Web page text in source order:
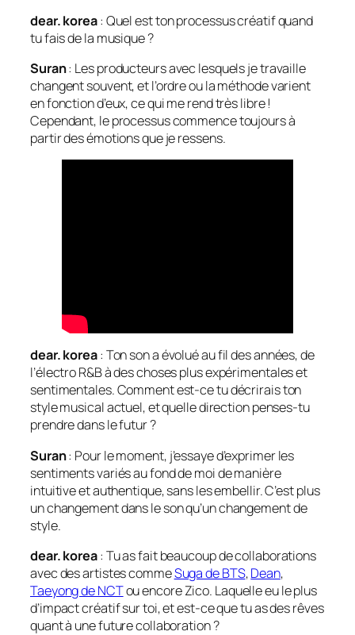
dear. korea: Quel est ton processus créatif quand
tu fais de la musique ?
Suran: Les producteurs avec lesquels je travaille
changent souvent, et l’ordre ou la méthode varient
en fonction d’eux, ce qui me rend très libre !
Cependant, le processus commence toujours à
partir des émotions que je ressens.
dear. korea: Ton son a évolué au fil des années, de
l’électro R&B à des choses plus expérimentales et
sentimentales. Comment est-ce tu décrirais ton
style musical actuel, et quelle direction penses-tu
prendre dans le futur ?
Suran: Pour le moment, j’essaye d’exprimer les
sentiments variés au fond de moi de manière
intuitive et authentique, sans les embellir. C’est plus
un changement dans le son qu’un changement de
style.
dear. korea: Tu as fait beaucoup de collaborations
avec des artistes commeSuga de BTS,Dean,
Taeyong de NCTou encore Zico. Laquelle eu le plus
d’impact créatif sur toi, et est-ce que tu as des rêves
quant à une future collaboration ?